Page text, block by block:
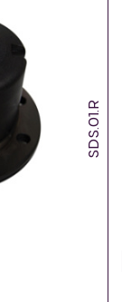
SDS.01.R